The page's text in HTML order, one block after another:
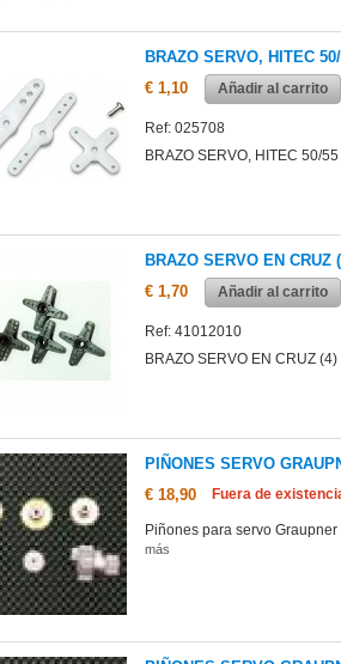
BRAZO SERVO, HITEC
€ 1,10
Añadir al carrito
Ref: 025708
BRAZO SERVO, HITEC 50/55
BRAZO SERVO EN CRUZ
€ 1,70
Añadir al carrito
Ref: 41012010
BRAZO SERVO EN CRUZ (4)
PIÑONES SERVO
€ 18,90
Fuera de
Piñones para servo
más